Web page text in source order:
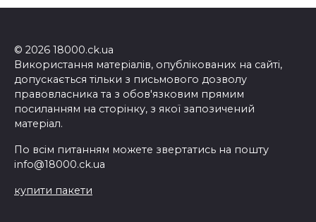
© 2026 18000.ck.ua
Використання матеріалів, опублікованих на сайті,
допускається тільки з письмового дозволу
правовласника та з обов'язковим прямим
посиланням на сторінку, з якої запозичений
матеріал.
По всім питанням можете звертатись на пошту
info@18000.ck.ua
купити пакети